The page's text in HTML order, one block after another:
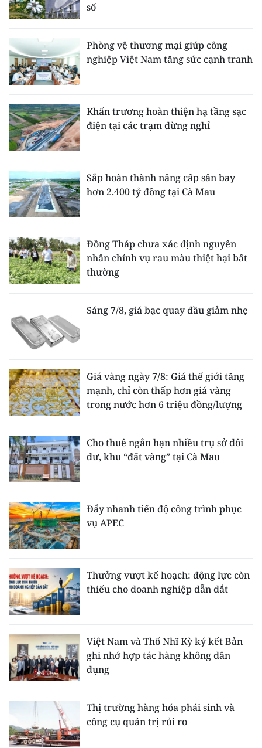
số
Phòng vệ thương mại giúp công
nghiệp Việt Nam tăng sức cạnh tranh
Khẩn trương hoàn thiện hạ tầng sạc
điện tại các trạm dừng nghỉ
Sắp hoàn thành nâng cấp sân bay
hơn 2.400 tỷ đồng tại Cà Mau
Đồng Tháp chưa xác định nguyên
nhân chính vụ rau màu thiệt hại bất
thường
Sáng 7/8, giá bạc quay đầu giảm nhẹ
Giá vàng ngày 7/8: Giá thế giới tăng
mạnh, chỉ còn thấp hơn giá vàng
trong nước hơn 6 triệu đồng/lượng
Cho thuê ngắn hạn nhiều trụ sở dôi
dư, khu “đất vàng” tại Cà Mau
Đẩy nhanh tiến độ công trình phục
vụ APEC
Thưởng vượt kế hoạch: động lực còn
thiếu cho doanh nghiệp dẫn dắt
Việt Nam và Thổ Nhĩ Kỳ ký kết Bản
ghi nhớ hợp tác hàng không dân
dụng
Thị trường hàng hóa phái sinh và
công cụ quản trị rủi ro